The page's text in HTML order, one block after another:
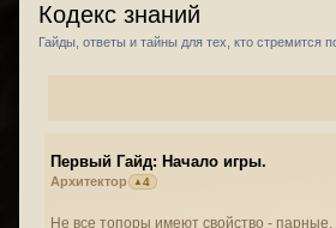
Кодекс знаний
Гайды, ответы и тайны для тех, кто стремится
Первый Гайд: Начало игры.
Архитектор
4
Не все топоры имеют свойство -